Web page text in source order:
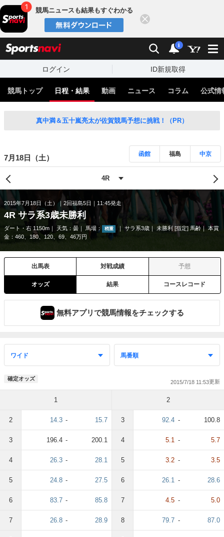
競馬ニュースも結果もすぐわかる
検索 通知
i
ログイン ID新規取得
競馬トップ 日程・結果 動画 ニュース コラム 公式情
真中満＆五十嵐亮太が佐賀競馬予想に挑戦！（PR）
7月18日（土） 函館 福島 中京
2015年7月18日（土） 2回福島5日 11:45発走
4R サラ系3歳未勝利
ダート・右 1150m 天気： 曇 馬場： 稍重 サラ系3歳 未勝利 [指定] 馬齢
本賞
金：460、180、120、69、46万円
出馬表 対戦成績 予想
オッズ 結果 コースレコード
無料アプリで競馬情報をチェックする
確定オッズ
2015/7/18 11:53
1
2 14.3 - 15.7
3 196.4 - 200.1
4 26.3 - 28.1
5 24.8 - 27.5
6 83.7 - 85.8
7 26.8 - 28.9
2
3 92.4 - 100.8
4 5.1 - 5.7
5 3.2 - 3.5
6 26.1 - 28.6
7 4.5 - 5.0
8 79.7 - 87.0